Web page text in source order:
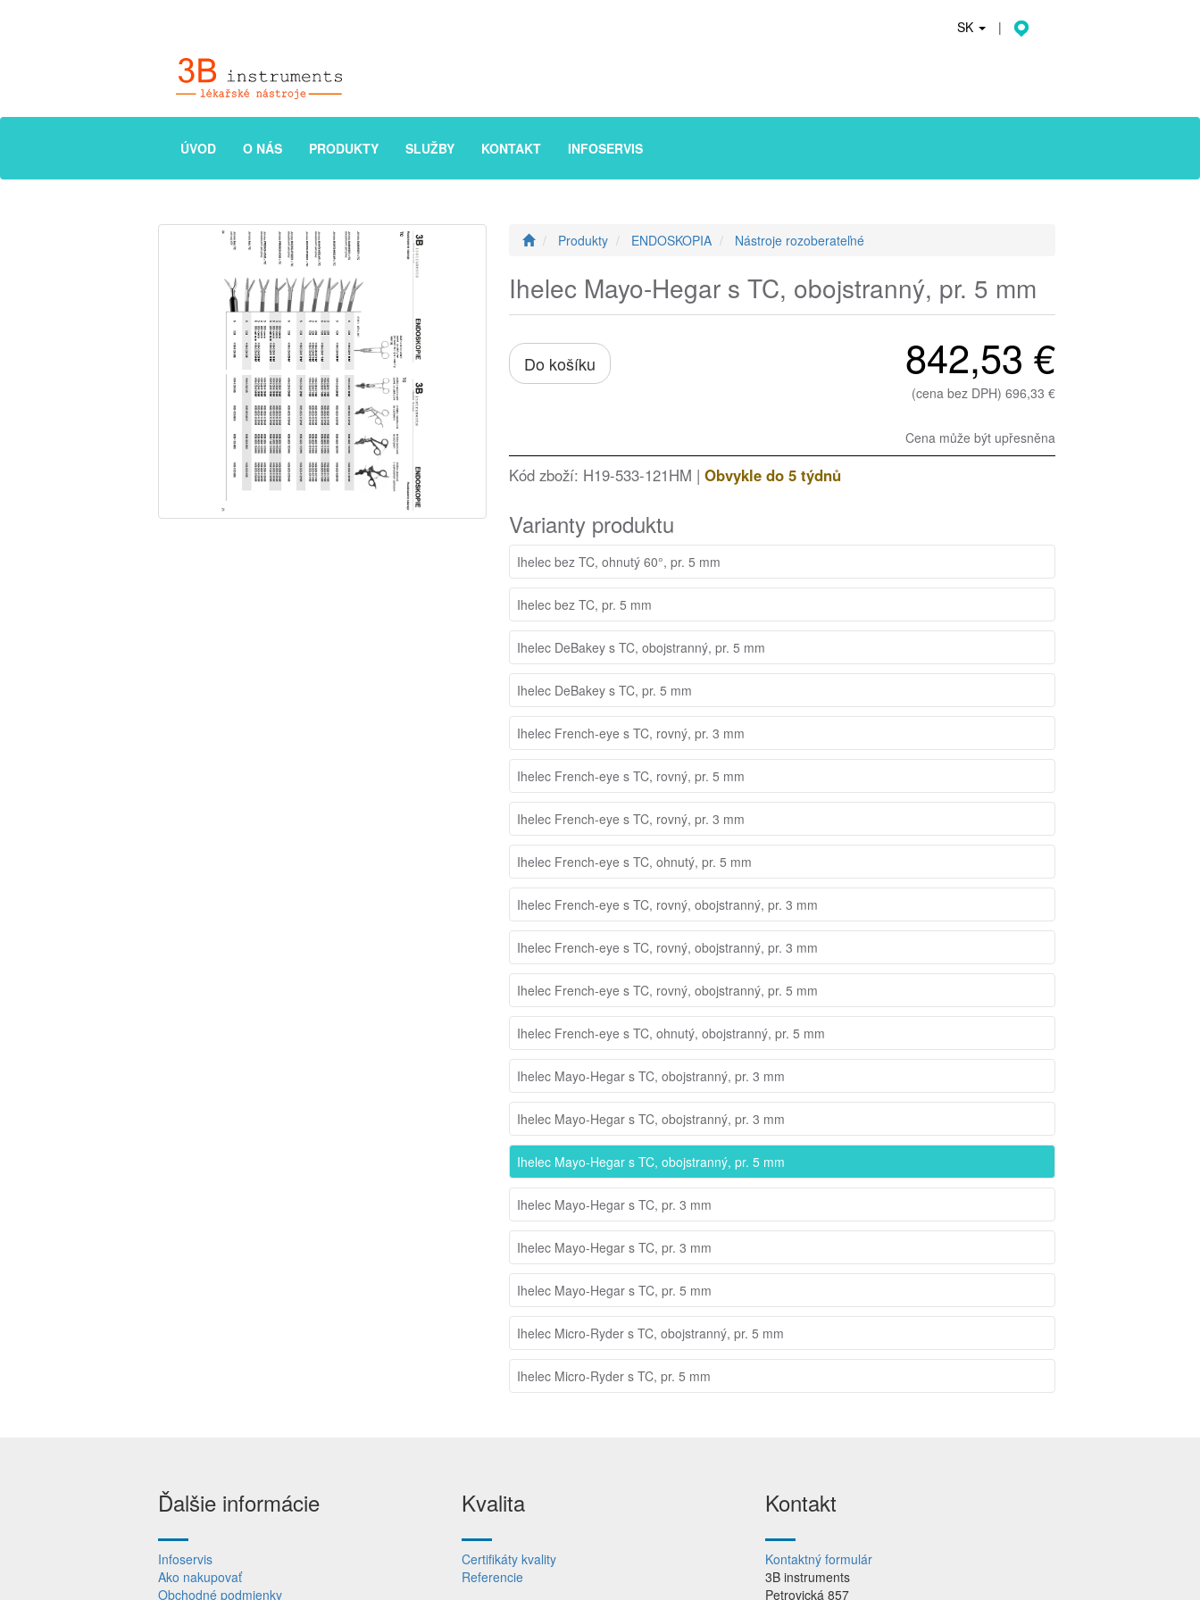
SK |
ÚVOD O NÁS PRODUKTY SLUŽBY KONTAKT INFOSERVIS
Produkty ENDOSKOPIA Nástroje rozoberateľné
Ihelec Mayo-Hegar s TC, obojstranný, pr. 5 mm
Do košíku 842,53 €
(cena bez DPH) 696,33 €
Cena může být upřesněna
Kód zboží: H19-533-121HM | Obvykle do 5 týdnů
Varianty produktu
Ihelec bez TC, ohnutý 60°, pr. 5 mm
Ihelec bez TC, pr. 5 mm
Ihelec DeBakey s TC, obojstranný, pr. 5 mm
Ihelec DeBakey s TC, pr. 5 mm
Ihelec French-eye s TC, rovný, pr. 3 mm
Ihelec French-eye s TC, rovný, pr. 5 mm
Ihelec French-eye s TC, rovný, pr. 3 mm
Ihelec French-eye s TC, ohnutý, pr. 5 mm
Ihelec French-eye s TC, rovný, obojstranný, pr. 3 mm
Ihelec French-eye s TC, rovný, obojstranný, pr. 3 mm
Ihelec French-eye s TC, rovný, obojstranný, pr. 5 mm
Ihelec French-eye s TC, ohnutý, obojstranný, pr. 5 mm
Ihelec Mayo-Hegar s TC, obojstranný, pr. 3 mm
Ihelec Mayo-Hegar s TC, obojstranný, pr. 3 mm
Ihelec Mayo-Hegar s TC, obojstranný, pr. 5 mm
Ihelec Mayo-Hegar s TC, pr. 3 mm
Ihelec Mayo-Hegar s TC, pr. 3 mm
Ihelec Mayo-Hegar s TC, pr. 5 mm
Ihelec Micro-Ryder s TC, obojstranný, pr. 5 mm
Ihelec Micro-Ryder s TC, pr. 5 mm
Ďalšie informácie
Infoservis
Ako nakupovať
Obchodné podmienky
Kvalita
Certifikáty kvality
Referencie
Kontakt
Kontaktný formulár
3B instruments
Petrovická 857